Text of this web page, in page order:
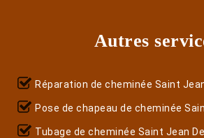
Autres
Réparation de cheminée Saint
Pose de chapeau de cheminée
Tubage de cheminée Saint Jean